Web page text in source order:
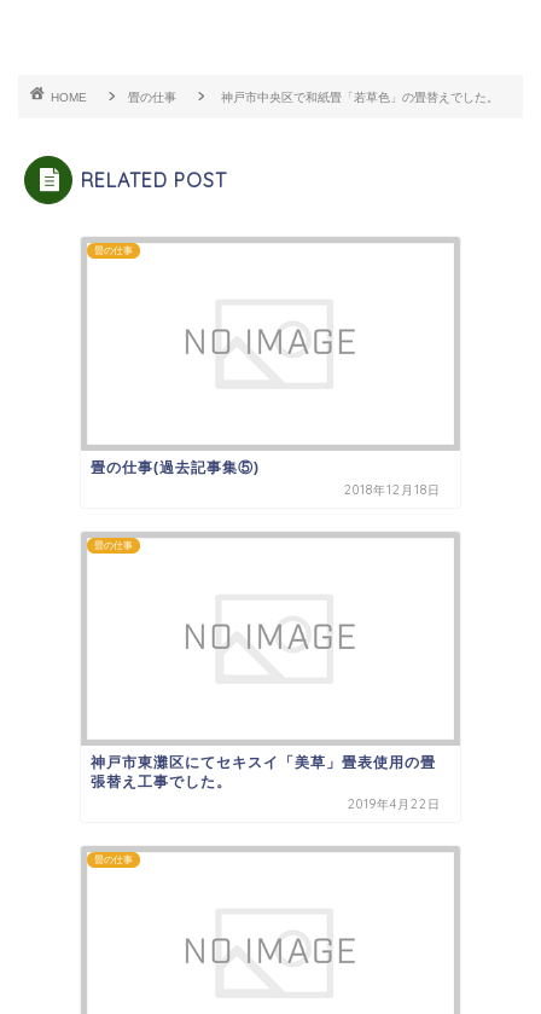
HOME 畳の仕事 神戸市中央区で和紙畳「若草色」の畳替えでした。
RELATED POST
畳の仕事
畳の仕事(過去記事集⑤)
2018年12月18日
畳の仕事
神戸市東灘区にてセキスイ「美草」畳表使用の畳
張替え工事でした。
2019年4月22日
畳の仕事